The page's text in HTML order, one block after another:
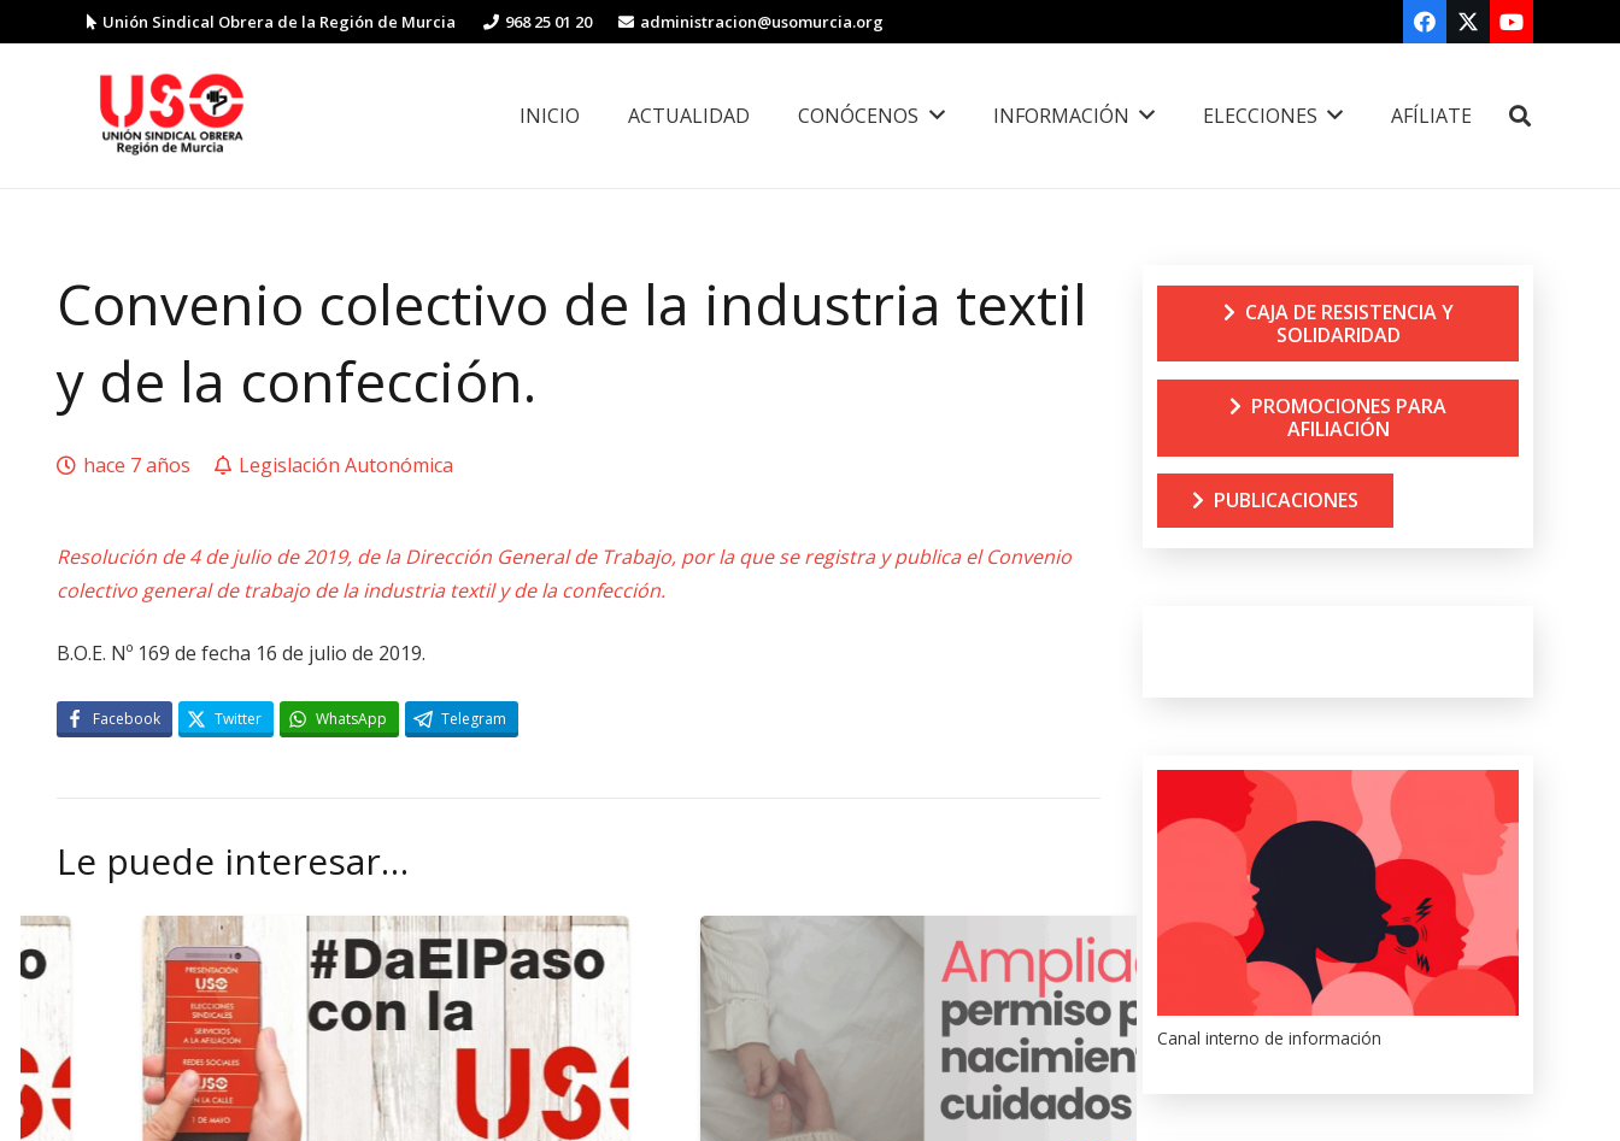
Unión Sindical Obrera de la Región de Murcia 968 25 01 20 administracion@usomurcia.org
INICIO ACTUALIDAD CONÓCENOS INFORMACIÓN ELECCIONES AFÍLIATE
Convenio colectivo de la industria textil
y de la confección.
hace 7 años Legislación Autonómica
Resolución de 4 de julio de 2019, de la Dirección General de Trabajo, por la que se registra y publica el Convenio
colectivo general de trabajo de la industria textil y de la confección.
B.O.E. Nº 169 de fecha 16 de julio de 2019.
Facebook Twitter WhatsApp Telegram
Le puede interesar…
CAJA DE RESISTENCIA Y
SOLIDARIDAD
PROMOCIONES PARA
AFILIACIÓN
PUBLICACIONES
Canal interno de información